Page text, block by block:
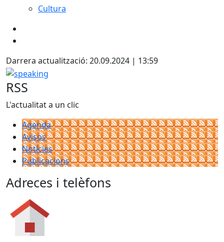
Cultura
Darrera actualització: 20.09.2024 | 13:59
speaking
RSS
L'actualitat a un clic
Agenda
Avisos
Notícies
Publicacions
Adreces i telèfons